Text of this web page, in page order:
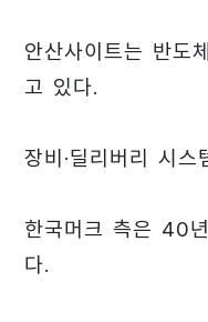
안산사이트는 반도
고 있다.
장비·딜리버리 시
한국머크 측은 40
다.